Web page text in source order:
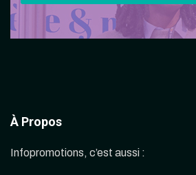
À Propos
Infopromotions, c’est aussi :